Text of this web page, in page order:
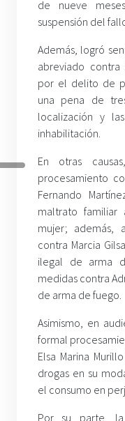
de nueve
suspensión del
Además, logró
abreviado contra
por el delito de
una pena de
localización y
inhabilitación.
En otras
procesamiento
Fernando
maltrato familiar
mujer; además,
contra Marcia
ilegal de arma
medidas contra
de arma de fuego.
Asimismo, en
formal
Elsa Marina
drogas en su
el consumo en
Por su parte,